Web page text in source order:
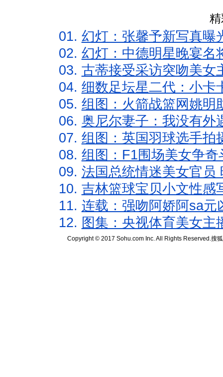
01. 幻灯：张馨予新写真曝
02. 幻灯：中德明星晚宴名
03. 古蒂接受采访突吻美女
04. 细数足坛星二代：小卡
05. 组图：火箭战篮网姚明
06. 奥尼尔妻子：我没有外
07. 组图：英国羽球选手拍
08. 组图：F1围场美女争
09. 法国总统情迷美女官员
10. 吉林篮球宝贝小文性感
11. 连载：强吻阿娇阿sa元
12. 图集：央视体育美女主
Copyright © 2017 Sohu.com Inc. All Rights Reserved.搜